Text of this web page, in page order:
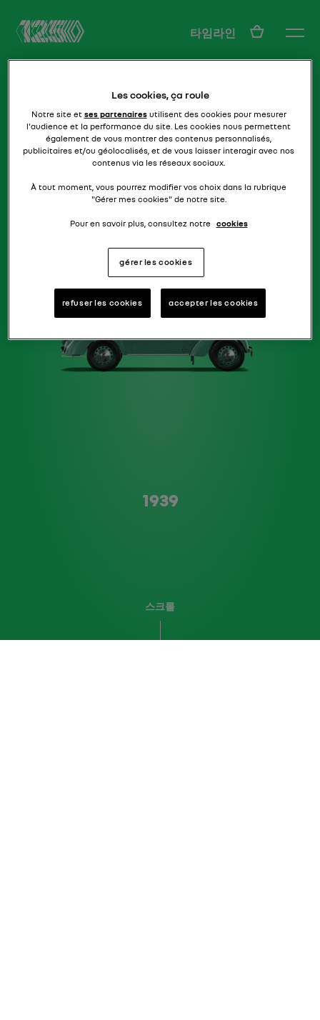
타임라인 KO
A형
주바콰트르
1939
스크롤
Les cookies, ça roule
Notre site et ses partenairesutilisent des cookies pour mesurer
l'audience et la performance du site. Les cookies nous permettent
également de vous montrer des contenus personnalisés,
publicitaires et/ou géolocalisés, et de vous laisser interagir avec nos
contenus via les réseaux sociaux.
À tout moment, vous pourrez modifier vos choix dans la rubrique
"Gérer mes cookies" de notre site.
Pour en savoir plus, consultez notre cookies
gérer les cookies
refuser les cookies accepter les cookies